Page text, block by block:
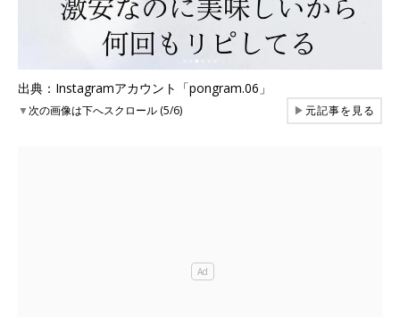
出典：Instagramアカウント「pongram.06」
▼次の画像は下へスクロール (5/6) ▶元記事を見る